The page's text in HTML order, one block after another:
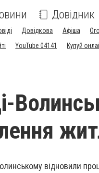
Довідник
Довідкова Афіша
YouTube 04141 Купуй
відновили